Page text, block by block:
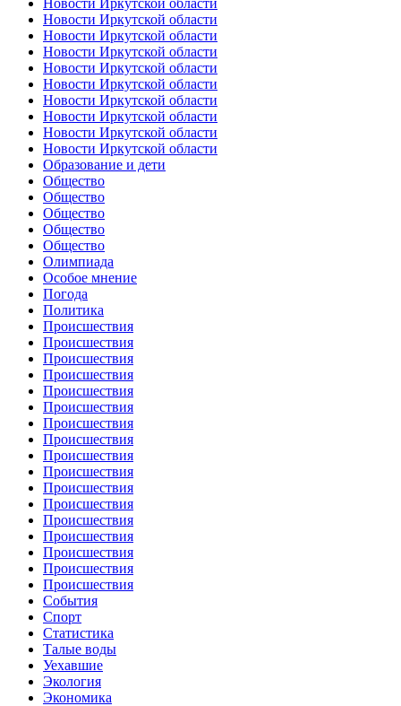
Новости Иркутской области
Новости Иркутской области
Новости Иркутской области
Новости Иркутской области
Новости Иркутской области
Новости Иркутской области
Новости Иркутской области
Новости Иркутской области
Новости Иркутской области
Образование и дети
Общество
Общество
Общество
Общество
Общество
Олимпиада
Особое мнение
Погода
Политика
Происшествия
Происшествия
Происшествия
Происшествия
Происшествия
Происшествия
Происшествия
Происшествия
Происшествия
Происшествия
Происшествия
Происшествия
Происшествия
Происшествия
Происшествия
Происшествия
Происшествия
События
Спорт
Статистика
Талые воды
Уехавшие
Экология
Экономика